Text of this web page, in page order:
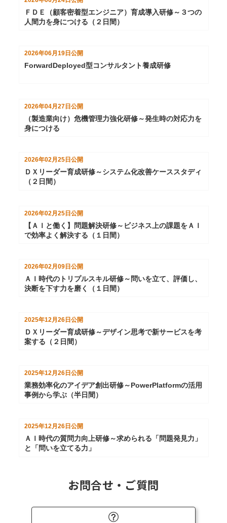
ＦＤＥ（顧客密着型エンジニア）育成導入研修～３つの
人間力を身につける（２日間）
2026年06月19日 公開
ForwardDeployed型コンサルタント養成研修
2026年04月27日 公開
（製造業向け）危機管理力強化研修～発生時の対応力を
身につける
2026年02月25日 公開
ＤＸリーダー育成研修～システム化改善ケーススタディ
（２日間）
2026年02月25日公開
【ＡＩと働く】問題解決研修～ビジネス上の課題をＡＩ
で効率よく解決する（１日間）
2026年02月09日公開
ＡＩ時代のトリプルスキル研修～問いを立て、評価し、
決断を下す力を磨く（１日間）
2025年12月26日 公開
ＤＸリーダー育成研修～デザイン思考で新サービスを考
案する（２日間）
2025年12月26日 公開
業務効率化のアイデア創出研修～PowerPlatformの活用
事例から学ぶ（半日間）
2025年12月26日 公開
ＡＩ時代の質問力向上研修～求められる「問題発見力」
と「問いを立てる力」
お問合せ・ご質問